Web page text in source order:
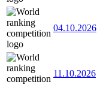
04.10.2026
11.10.2026